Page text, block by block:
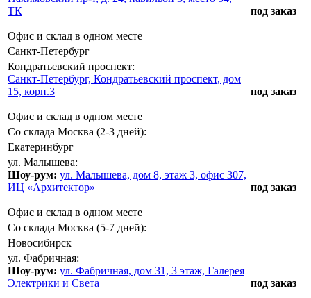
ТК
Офис и склад в одном месте
под заказ
Санкт-Петербург
Кондратьевский проспект:
Санкт-Петербург, Кондратьевский проспект, дом
15, корп.3
Офис и склад в одном месте
под заказ
Со склада Москва (2-3 дней):
Екатеринбург
ул. Малышева:
Шоу-рум: ул. Малышева, дом 8, этаж 3, офис 307,
ИЦ «Архитектор»
Офис и склад в одном месте
под заказ
Со склада Москва (5-7 дней):
Новосибирск
ул. Фабричная:
Шоу-рум: ул. Фабричная, дом 31, 3 этаж, Галерея
Электрики и Света
под заказ